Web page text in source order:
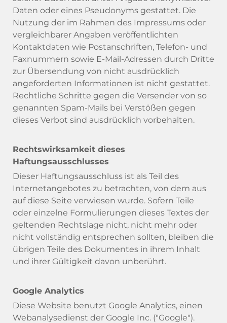
Daten oder eines Pseudonyms gestattet. Die
Nutzung der im Rahmen des Impressums oder
vergleichbarer Angaben veröffentlichten
Kontaktdaten wie Postanschriften, Telefon- und
Faxnummern sowie E-Mail-Adressen durch Dritte
zur Übersendung von nicht ausdrücklich
angeforderten Informationen ist nicht gestattet.
Rechtliche Schritte gegen die Versender von so
genannten Spam-Mails bei Verstößen gegen
dieses Verbot sind ausdrücklich vorbehalten.
Rechtswirksamkeit dieses
Haftungsausschlusses
Dieser Haftungsausschluss ist als Teil des
Internetangebotes zu betrachten, von dem aus
auf diese Seite verwiesen wurde. Sofern Teile
oder einzelne Formulierungen dieses Textes der
geltenden Rechtslage nicht, nicht mehr oder
nicht vollständig entsprechen sollten, bleiben die
übrigen Teile des Dokumentes in ihrem Inhalt
und ihrer Gültigkeit davon unberührt.
Google Analytics
Diese Website benutzt Google Analytics, einen
Webanalysedienst der Google Inc. ("Google").